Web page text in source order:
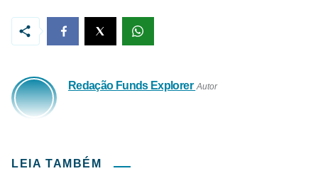
Redação Funds Explorer Autor
LEIA TAMBÉM